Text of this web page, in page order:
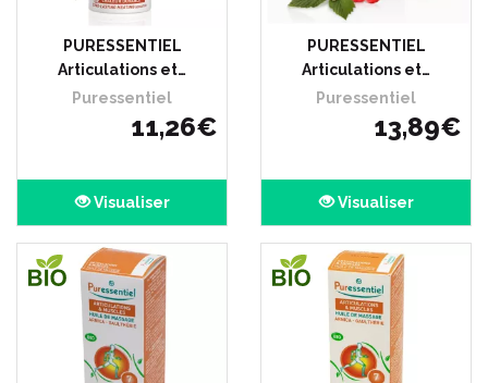
PURESSENTIEL
Articulations et…
Puressentiel
11,26€
Visualiser
PURESSENTIEL
Articulations et…
Puressentiel
13,89€
Visualiser